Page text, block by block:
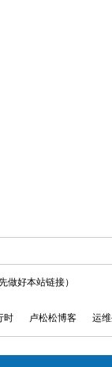
做好本站链接）
时 卢松松博客 运